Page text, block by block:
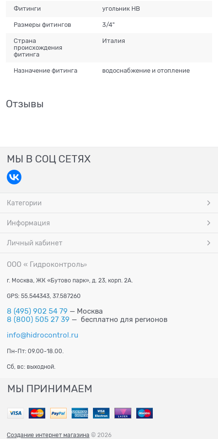
Фитинги угольник НВ
Размеры фитингов 3/4"
Страна
происхождения
фитинга
Италия
Назначение фитинга водоснабжение и отопление
Отзывы
МЫ В СОЦ СЕТЯХ
Категории
Информация
Личный кабинет
ООО « Гидроконтроль»
г. Москва, ЖК «Бутово парк», д. 23, корп. 2А.
GPS: 55.544343, 37.587260
8 (495) 902 54 79 — Москва
8 (800) 505 27 39 — бесплатно для регионов
info@hidrocontrol.ru
Пн-Пт: 09.00-18.00.
Сб, вс: выходной.
МЫ ПРИНИМАЕМ
Создание интернет магазина © 2026